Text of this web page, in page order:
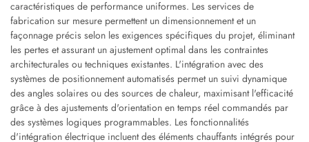
caractéristiques de performance uniformes. Les services de
fabrication sur mesure permettent un dimensionnement et un
façonnage précis selon les exigences spécifiques du projet, éliminant
les pertes et assurant un ajustement optimal dans les contraintes
architecturales ou techniques existantes. L'intégration avec des
systèmes de positionnement automatisés permet un suivi dynamique
des angles solaires ou des sources de chaleur, maximisant l'efficacité
grâce à des ajustements d'orientation en temps réel commandés par
des systèmes logiques programmables. Les fonctionnalités
d'intégration électrique incluent des éléments chauffants intégrés pour